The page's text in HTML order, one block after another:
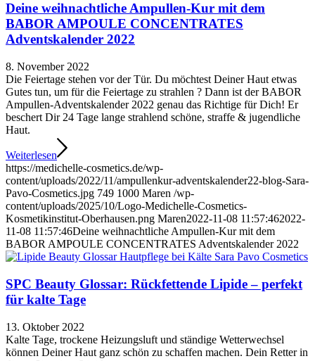
Deine weihnachtliche Ampullen-Kur mit dem
BABOR AMPOULE CONCENTRATES
Adventskalender 2022
8. November 2022
Die Feiertage stehen vor der Tür. Du möchtest Deiner Haut etwas
Gutes tun, um für die Feiertage zu strahlen ? Dann ist der BABOR
Ampullen-Adventskalender 2022 genau das Richtige für Dich! Er
beschert Dir 24 Tage lange strahlend schöne, straffe & jugendliche
Haut.
Weiterlesen
https://medichelle-cosmetics.de/wp-
content/uploads/2022/11/ampullenkur-adventskalender22-blog-Sara-
Pavo-Cosmetics.jpg 749 1000 Maren /wp-
content/uploads/2025/10/Logo-Medichelle-Cosmetics-
Kosmetikinstitut-Oberhausen.png Maren2022-11-08 11:57:462022-
11-08 11:57:46Deine weihnachtliche Ampullen-Kur mit dem
BABOR AMPOULE CONCENTRATES Adventskalender 2022
SPC Beauty Glossar: Rückfettende Lipide – perfekt
für kalte Tage
13. Oktober 2022
Kalte Tage, trockene Heizungsluft und ständige Wetterwechsel
können Deiner Haut ganz schön zu schaffen machen. Dein Retter in